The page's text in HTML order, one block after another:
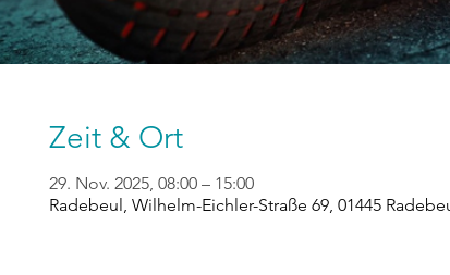
Zeit & Ort
29. Nov. 2025, 08:00 – 15:00
Radebeul, Wilhelm-Eichler-Straße 69, 01445